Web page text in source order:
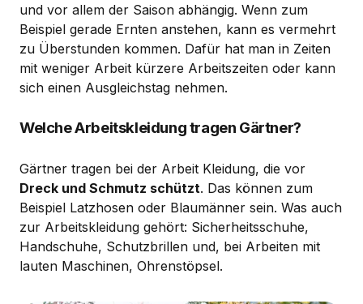
und vor allem der Saison abhängig. Wenn zum
Beispiel gerade Ernten anstehen, kann es vermehrt
zu Überstunden kommen. Dafür hat man in Zeiten
mit weniger Arbeit kürzere Arbeitszeiten oder kann
sich einen Ausgleichstag nehmen.
Welche Arbeitskleidung tragen Gärtner?
Gärtner tragen bei der Arbeit Kleidung, die vor
Dreck und Schmutz schützt. Das können zum
Beispiel Latzhosen oder Blaumänner sein. Was auch
zur Arbeitskleidung gehört: Sicherheitsschuhe,
Handschuhe, Schutzbrillen und, bei Arbeiten mit
lauten Maschinen, Ohrenstöpsel.